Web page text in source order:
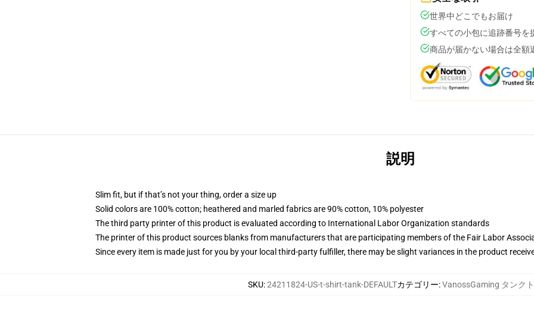
世界中どこでもお届け
すべての小包に追跡番号を
商品が届かない場合は全額
説明
Slim fit, but if that’s not your thing, order a size up
Solid colors are 100% cotton; heathered and marled fabrics are 90% cotton, 10% polyester
The third party printer of this product is evaluated according to International Labor Organization standards
The printer of this product sources blanks from manufacturers that are participating members of the Fair Labor
Since every item is made just for you by your local third-party fulfiller, there may be slight variances in the product
SKU:24211824-US-t-shirt-tank-DEFAULTカテゴリー:VanossGaming タンク